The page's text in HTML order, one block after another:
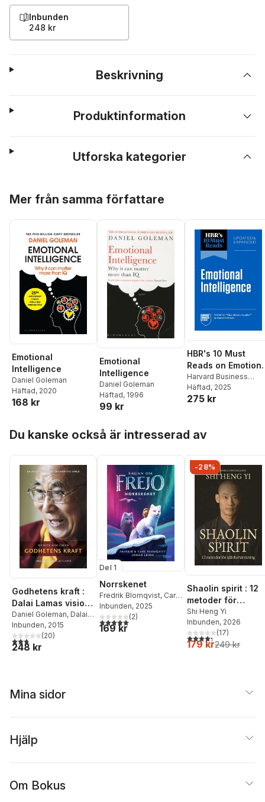
Inbunden
248 kr
Beskrivning
Produktinformation
Utforska kategorier
Mer från samma författare
Emotional
Intelligence
Daniel Goleman
Häftad, 2020
168 kr
Emotional
Intelligence
Daniel Goleman
Häftad, 1996
99 kr
HBR's 10 Must
Reads on
Intelligence,
Updated and
Expanded
by Daniel
Harvard Business
Review ,Daniel
Goleman
Häftad, 2025
275 kr
Du kanske också är intresserad av
Godhetens kraft :
Dalai Lamas vision
för en bättre värld
Daniel Goleman, Dalai
Lama
Inbunden, 2015
2,8utav 5 stjärnor. Totalt antal röster:
(20)
248 kr
Del 1
Norrskenet
Fredrik Blomqvist, Carl
Blomqvist
Inbunden, 2025
5,0utav 5 stjärnor. Totalt antal röster:
(2)
169 kr
-28%
Shaolin spirit : 12
metoder för
självbehärskning
Shi Heng Yi
Inbunden, 2026
4,3utav 5 stjärnor.
(17)
179 kr249 kr
Mina sidor
Hjälp
Om Bokus